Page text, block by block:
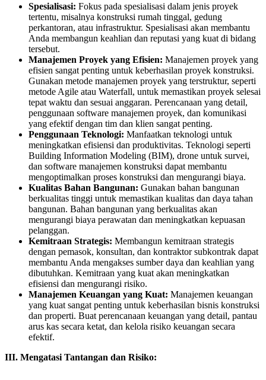
Spesialisasi: Fokus pada spesialisasi dalam jenis proyek
tertentu, misalnya konstruksi rumah tinggal, gedung
perkantoran, atau infrastruktur. Spesialisasi akan membantu
Anda membangun keahlian dan reputasi yang kuat di bidang
tersebut.
Manajemen Proyek yang Efisien: Manajemen proyek yang
efisien sangat penting untuk keberhasilan proyek konstruksi.
Gunakan metode manajemen proyek yang terstruktur, seperti
metode Agile atau Waterfall, untuk memastikan proyek selesai
tepat waktu dan sesuai anggaran. Perencanaan yang detail,
penggunaan software manajemen proyek, dan komunikasi
yang efektif dengan tim dan klien sangat penting.
Penggunaan Teknologi: Manfaatkan teknologi untuk
meningkatkan efisiensi dan produktivitas. Teknologi seperti
Building Information Modeling (BIM), drone untuk survei,
dan software manajemen konstruksi dapat membantu
mengoptimalkan proses konstruksi dan mengurangi biaya.
Kualitas Bahan Bangunan: Gunakan bahan bangunan
berkualitas tinggi untuk memastikan kualitas dan daya tahan
bangunan. Bahan bangunan yang berkualitas akan
mengurangi biaya perawatan dan meningkatkan kepuasan
pelanggan.
Kemitraan Strategis: Membangun kemitraan strategis
dengan pemasok, konsultan, dan kontraktor subkontrak dapat
membantu Anda mengakses sumber daya dan keahlian yang
dibutuhkan. Kemitraan yang kuat akan meningkatkan
efisiensi dan mengurangi risiko.
Manajemen Keuangan yang Kuat: Manajemen keuangan
yang kuat sangat penting untuk keberhasilan bisnis konstruksi
dan properti. Buat perencanaan keuangan yang detail, pantau
arus kas secara ketat, dan kelola risiko keuangan secara
efektif.
III. Mengatasi Tantangan dan Risiko: